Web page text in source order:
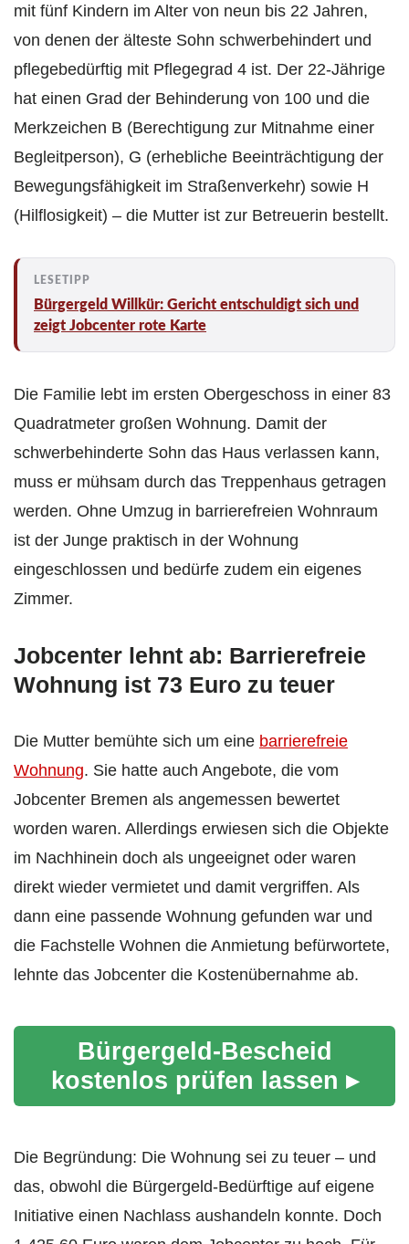
mit fünf Kindern im Alter von neun bis 22 Jahren,
von denen der älteste Sohn schwerbehindert und
pflegebedürftig mit Pflegegrad 4 ist. Der 22-Jährige
hat einen Grad der Behinderung von 100 und die
Merkzeichen B (Berechtigung zur Mitnahme einer
Begleitperson), G (erhebliche Beeinträchtigung der
Bewegungsfähigkeit im Straßenverkehr) sowie H
(Hilflosigkeit) – die Mutter ist zur Betreuerin bestellt.
Bürgergeld Willkür: Gericht entschuldigt sich und
zeigt Jobcenter rote Karte
Die Familie lebt im ersten Obergeschoss in einer 83
Quadratmeter großen Wohnung. Damit der
schwerbehinderte Sohn das Haus verlassen kann,
muss er mühsam durch das Treppenhaus getragen
werden. Ohne Umzug in barrierefreien Wohnraum
ist der Junge praktisch in der Wohnung
eingeschlossen und bedürfe zudem ein eigenes
Zimmer.
Jobcenter lehnt ab: Barrierefreie
Wohnung ist 73 Euro zu teuer
Die Mutter bemühte sich um eine barrierefreie
Wohnung. Sie hatte auch Angebote, die vom
Jobcenter Bremen als angemessen bewertet
worden waren. Allerdings erwiesen sich die Objekte
im Nachhinein doch als ungeeignet oder waren
direkt wieder vermietet und damit vergriffen. Als
dann eine passende Wohnung gefunden war und
die Fachstelle Wohnen die Anmietung befürwortete,
lehnte das Jobcenter die Kostenübernahme ab.
Bürgergeld-Bescheid
kostenlos prüfen lassen ▸
Die Begründung: Die Wohnung sei zu teuer – und
das, obwohl die Bürgergeld-Bedürftige auf eigene
Initiative einen Nachlass aushandeln konnte. Doch